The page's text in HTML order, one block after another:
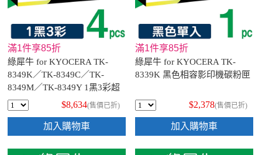
滿1件享85折
綠犀牛 for KYOCERA TK-
8349K／TK-8349C／TK-
8349M／TK-8349Y 1黑3彩超
值組 相容影印機碳粉匣
$8,634(售價已折)
加入購物車
滿1件享85折
綠犀牛 for KYOCERA TK-
8339K 黑色相容影印機碳粉匣
$2,378(售價已折)
加入購物車